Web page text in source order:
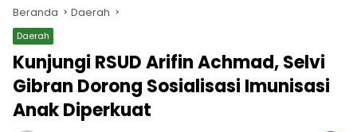
Beranda Daerah
Daerah
Kunjungi RSUD Arifin Achmad, Selvi
Gibran Dorong Sosialisasi Imunisasi
Anak Diperkuat